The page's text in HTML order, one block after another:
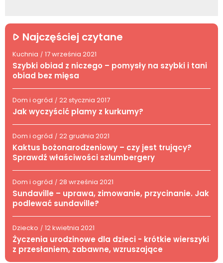
Najczęściej czytane
Kuchnia / 17 września 2021
Szybki obiad z niczego – pomysły na szybki i tani
obiad bez mięsa
Dom i ogród / 22 stycznia 2017
Jak wyczyścić plamy z kurkumy?
Dom i ogród / 22 grudnia 2021
Kaktus bożonarodzeniowy – czy jest trujący?
Sprawdź właściwości szlumbergery
Dom i ogród / 28 września 2021
Sundaville – uprawa, zimowanie, przycinanie. Jak
podlewać sundaville?
Dziecko / 12 kwietnia 2021
Życzenia urodzinowe dla dzieci - krótkie wierszyki
z przesłaniem, zabawne, wzruszające